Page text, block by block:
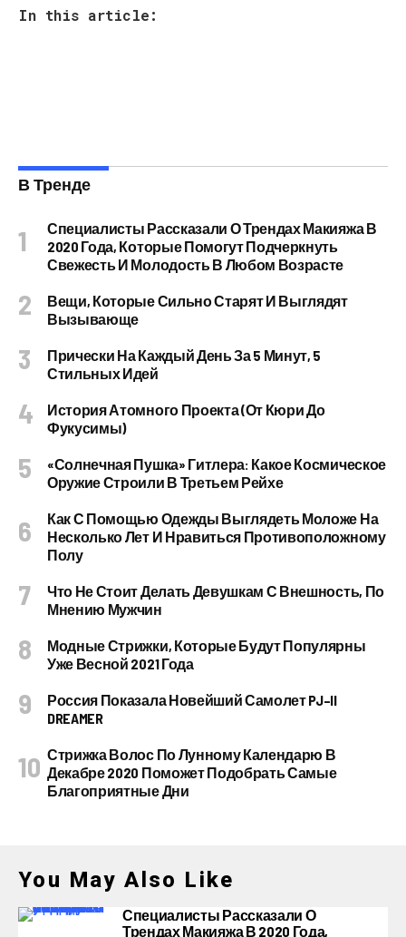
In this article:
В Тренде
Специалисты Рассказали О Трендах Макияжа В
2020 Года, Которые Помогут Подчеркнуть
Свежесть И Молодость В Любом Возрасте
Вещи, Которые Сильно Старят И Выглядят
Вызывающе
Прически На Каждый День За 5 Минут, 5
Стильных Идей
История Атомного Проекта (от Кюри До
Фукусимы)
«Солнечная Пушка» Гитлера: Какое Космическое
Оружие Строили В Третьем Рейхе
Как С Помощью Одежды Выглядеть Моложе На
Несколько Лет И Нравиться Противоположному
Полу
Что Не Стоит Делать Девушкам С Внешность, По
Мнению Мужчин
Модные Стрижки, Которые Будут Популярны
Уже Весной 2021 Года
Россия Показала Новейший Самолет PJ–II
DREAMER
Стрижка Волос По Лунному Календарю В
Декабре 2020 Поможет Подобрать Самые
Благоприятные Дни
You May Also Like
Специалисты Рассказали О
Трендах Макияжа В 2020 Года,